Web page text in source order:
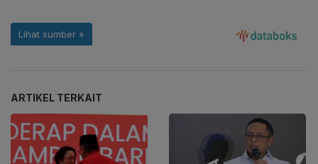
ARTIKEL TERKAIT